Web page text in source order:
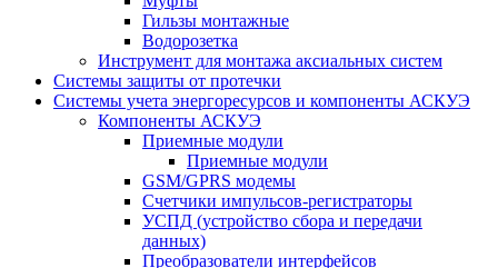
Гильзы монтажные
Водорозетка
Инструмент для монтажа аксиальных систем
Системы защиты от протечки
Системы учета энергоресурсов и компоненты АСКУЭ
Компоненты АСКУЭ
Приемные модули
Приемные модули
GSM/GPRS модемы
Счетчики импульсов-регистраторы
УСПД (устройство сбора и передачи
данных)
Преобразователи интерфейсов